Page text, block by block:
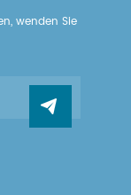
wenden Sie